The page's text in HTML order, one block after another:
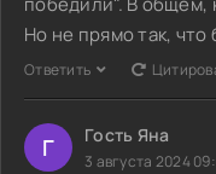
Но не прямо так,
Ответить
Г Гость Яна
3 августа 2024